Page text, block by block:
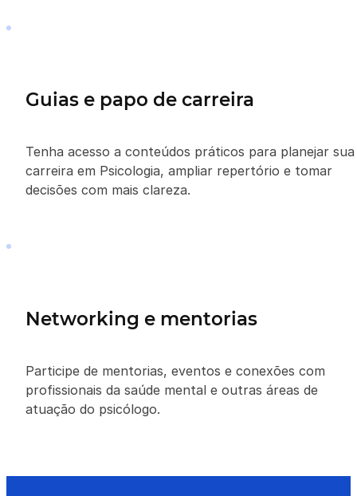
Networking e mentorias
Participe de mentorias, eventos e conexões com
profissionais da saúde mental e outras áreas de
atuação do psicólogo.
Guias e papo de carreira
Tenha acesso a conteúdos práticos para planejar sua
carreira em Psicologia, ampliar repertório e tomar
decisões com mais clareza.